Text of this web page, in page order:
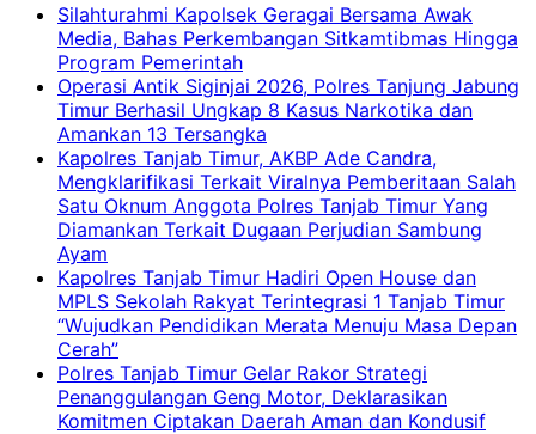
Silahturahmi Kapolsek Geragai Bersama Awak
Media, Bahas Perkembangan Sitkamtibmas Hingga
Program Pemerintah
Operasi Antik Siginjai 2026, Polres Tanjung Jabung
Timur Berhasil Ungkap 8 Kasus Narkotika dan
Amankan 13 Tersangka
Kapolres Tanjab Timur, AKBP Ade Candra,
Mengklarifikasi Terkait Viralnya Pemberitaan Salah
Satu Oknum Anggota Polres Tanjab Timur Yang
Diamankan Terkait Dugaan Perjudian Sambung
Ayam
Kapolres Tanjab Timur Hadiri Open House dan
MPLS Sekolah Rakyat Terintegrasi 1 Tanjab Timur
“Wujudkan Pendidikan Merata Menuju Masa Depan
Cerah”
Polres Tanjab Timur Gelar Rakor Strategi
Penanggulangan Geng Motor, Deklarasikan
Komitmen Ciptakan Daerah Aman dan Kondusif